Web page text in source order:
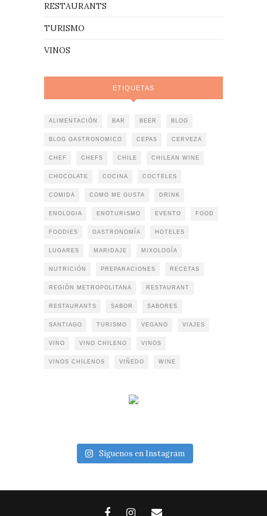
RESTAURANTS
TURISMO
VINOS
ETIQUETAS
ALIMENTACIÓN BAR BEER BLOG
BLOG GASTRONOMICO CEPAS CERVEZA
CHEF CHEFS CHILE CHILEAN WINE
CHOCOLATE COCINA COCTELES
COMIDA COMO ME GUSTA DRINK
ENOLOGIA ENOTURISMO EVENTO FOOD
FOODIES GASTRONOMÍA HOTELES
LUGARES MARIDAJE MIXOLOGÍA
NUTRICIÓN PREPARACIONES RECETAS
REGIÓN METROPOLITANA RESTAURANT
RESTAURANTS SABOR SABORES
SANTIAGO TURISMO VEGANO VIAJES
VINO VINO CHILENO VINOS
VINOS CHILENOS VIÑEDO WINE
Síguenos en Instagram